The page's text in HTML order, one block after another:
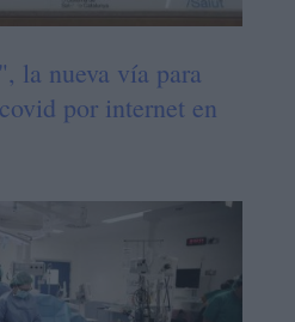
la nueva vía para
por internet en